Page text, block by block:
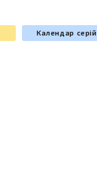
Календар серій